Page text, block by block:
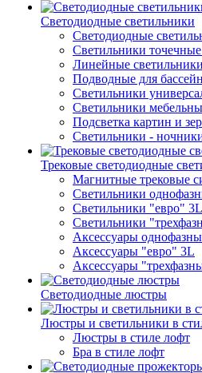
Светодиодные светильники
Светодиодные
Светильники
Линейные
Подводные для
Светильники
Светильники
Подсветка картин и
Светильники -
Трековые светодиодные
Магнитные трековые
Светильники
Светильники "евро" 3L
Светильники
Аксессуары
Аксессуары "евро" 3L
Аксессуары
Светодиодные люстры
Люстры и светильники в
Люстры в стиле лофт
Бра в стиле лофт